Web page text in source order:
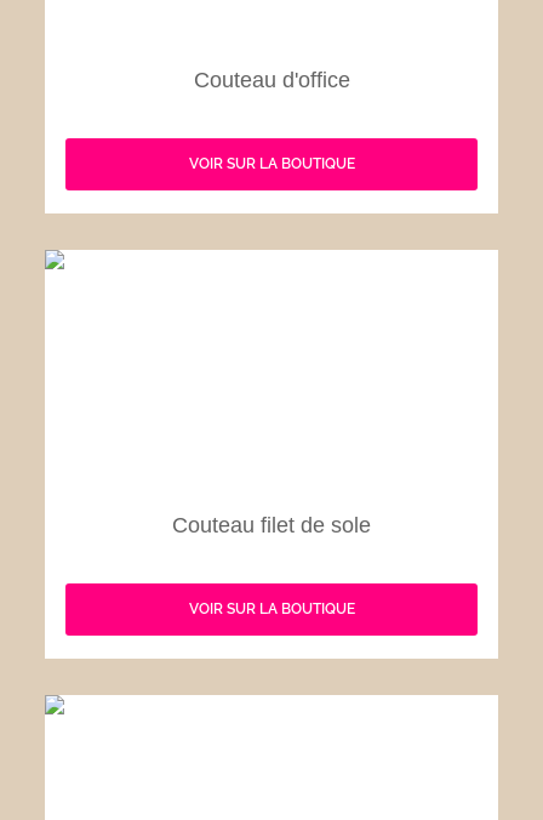
Couteau d'office
VOIR SUR LA BOUTIQUE
Couteau filet de sole
VOIR SUR LA BOUTIQUE